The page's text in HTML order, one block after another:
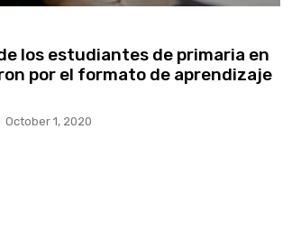
los estudiantes de primaria en
por el formato de aprendizaje
October 1, 2020